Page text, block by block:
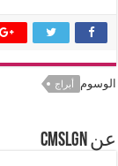
الوسوم أبراج
عن cmslgn